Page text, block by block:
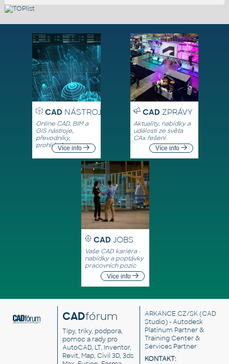
CADNÁSTROJE
Online CAD, BIM a
GIS nástroje,
převodníky,
prohlížečeVíce info
CADZPRÁVY
Aktuality, nabídky a
události ze světa
CAx řešení
Více info
CAD JOBS
Vaše CAD kariéra -
nabídky a poptávky
pracovních pozic
Více info
CADfórum
Tipy, triky, podpora,
pomoc a rady pro
AutoCAD, LT, Inventor,
Revit, Map, Civil 3D, 3ds
ARKANCE CZ/SK(CAD
Studio) - Autodesk
Platinum Partner &
Training Center &
Services Partner
KONTAKT: